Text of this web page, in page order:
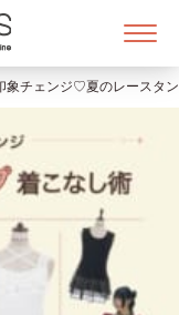
象チェンジ♡夏のレースタ